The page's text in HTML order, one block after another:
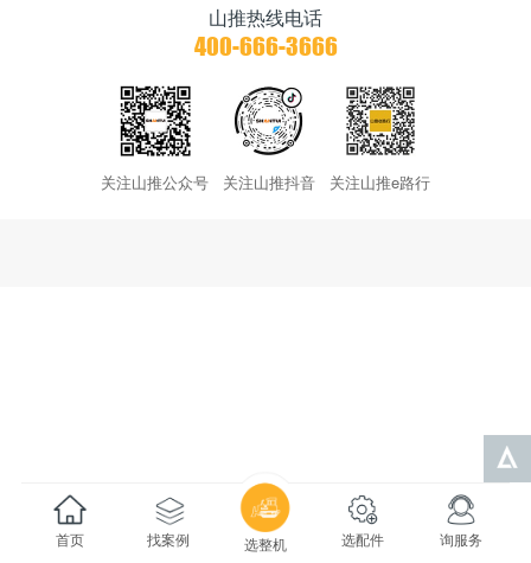
山推热线电话
400-666-3666
关注山推公众号 关注山推抖音 关注山推e路行
首页 找案例 选整机 选配件 询服务